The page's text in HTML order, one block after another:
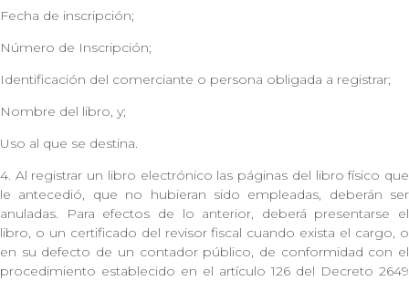
Fecha de inscripción;
Número de Inscripción;
Identificación del comerciante o persona obligada a registrar;
Nombre del libro, y;
Uso al que se destina.
4. Al registrar un libro electrónico las páginas del libro físico que
le antecedió, que no hubieran sido empleadas, deberán ser
anuladas. Para efectos de lo anterior, deberá presentarse el
libro, o un certificado del revisor fiscal cuando exista el cargo, o
en su defecto de un contador público, de conformidad con el
procedimiento establecido en el artículo 126 del Decreto 2649